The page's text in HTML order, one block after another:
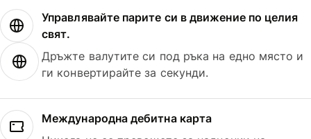
Управлявайте парите си в движение по целия
свят.
Дръжте валутите си под ръка на едно място и
ги конвертирайте за секунди.
Международна дебитна карта